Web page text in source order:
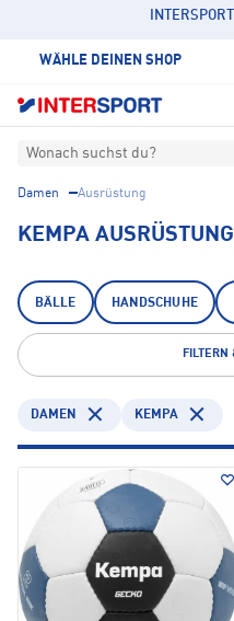
WÄHLE DEINEN SHOP
Wonach suchst du?
Damen Ausrüstung
KEMPA
BÄLLE HANDSCHUHE
FILTERN
DAMEN KEMPA